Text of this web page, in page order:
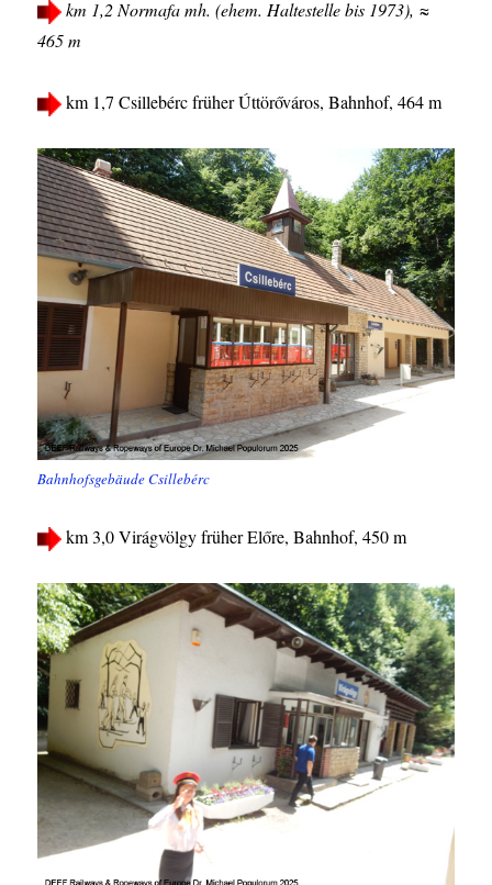
km 1,2 Normafa mh. (ehem. Haltestelle bis 1973), ≈
465 m
km 1,7 Csillebérc früher Úttörőváros, Bahnhof, 464 m
Bahnhofsgebäude Csillebérc
km 3,0 Virágvölgy früher Előre, Bahnhof, 450 m